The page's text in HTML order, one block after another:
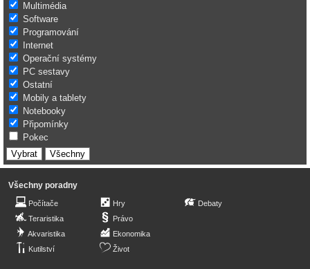
Multimédia
Software
Programování
Internet
Operační systémy
PC sestavy
Ostatní
Mobily a tablety
Notebooky
Připomínky
Pokec
Všechny poradny
Počítače
Teraristika
Akvaristika
Kutilství
Hry
Právo
Ekonomika
Život
Debaty